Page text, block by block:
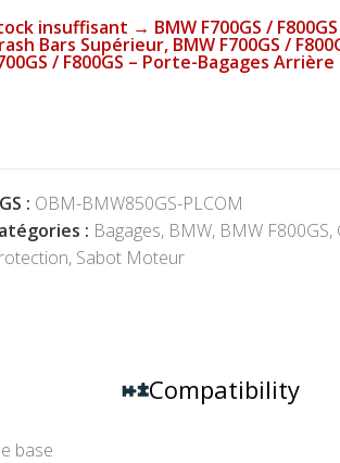
insuffisant → BMW F700GS / F800GS
Bars Supérieur, BMW F700GS /
/ F800GS – Porte-Bagages Arrière
: OBM-BMW850GS-PLCOM
: Bagages, BMW, BMW F800GS,
, Sabot Moteur
base
Compatibility